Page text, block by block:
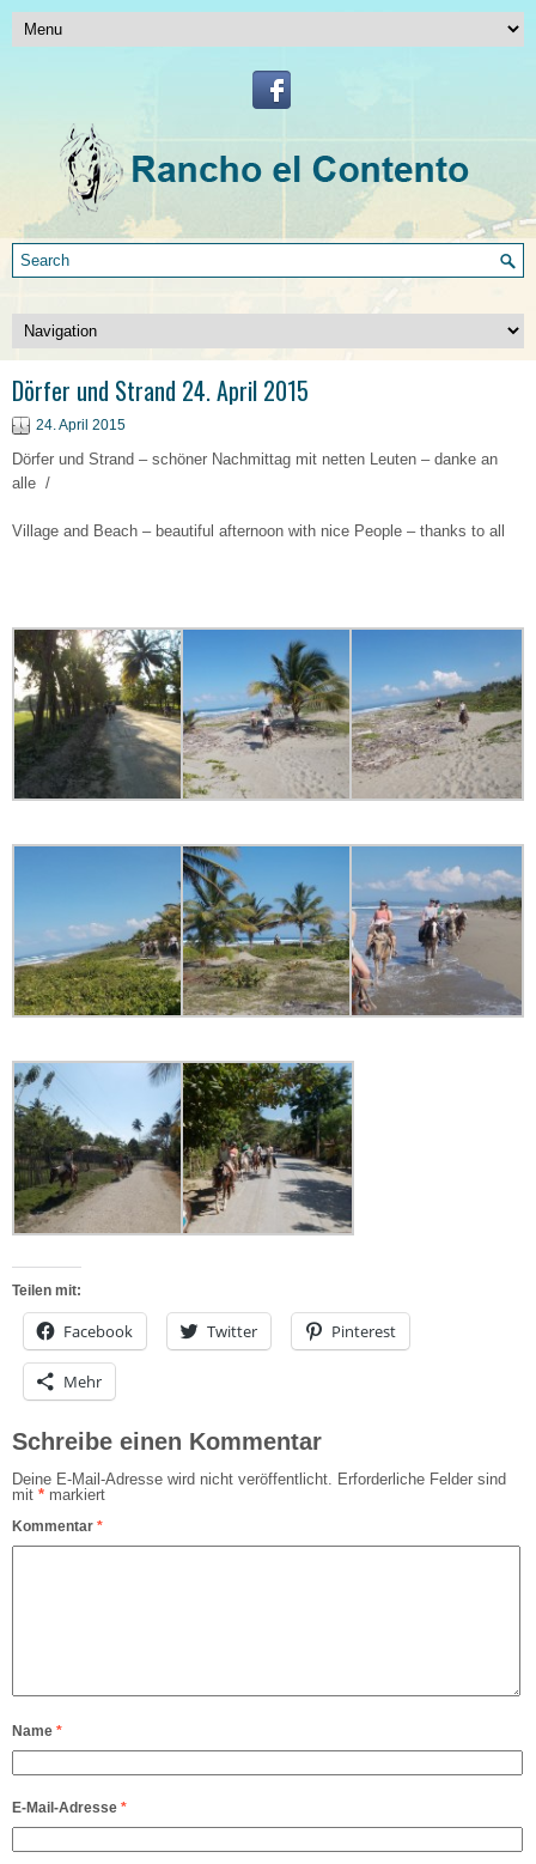
Dörfer und Strand 24. April 2015
24. April 2015
Dörfer und Strand – schöner Nachmittag mit netten Leuten – danke an
alle /
Village and Beach – beautiful afternoon with nice People – thanks to all
Teilen mit:
Facebook Twitter Pinterest
Mehr
Schreibe einen Kommentar
Deine E-Mail-Adresse wird nicht veröffentlicht. Erforderliche Felder sind
mit * markiert
Kommentar *
Name *
E-Mail-Adresse *